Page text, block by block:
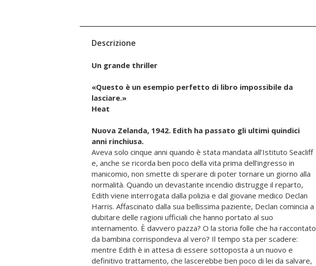
Descrizione
Un grande thriller
«Questo è un esempio perfetto di libro impossibile da
lasciare.»
Heat
Nuova Zelanda, 1942. Edith ha passato gli ultimi quindici
anni rinchiusa.
Aveva solo cinque anni quando è stata mandata all’Istituto Seacliff
e, anche se ricorda ben poco della vita prima dell’ingresso in
manicomio, non smette di sperare di poter tornare un giorno alla
normalità. Quando un devastante incendio distrugge il reparto,
Edith viene interrogata dalla polizia e dal giovane medico Declan
Harris. Affascinato dalla sua bellissima paziente, Declan comincia a
dubitare delle ragioni ufficiali che hanno portato al suo
internamento. È davvero pazza? O la storia folle che ha raccontato
da bambina corrispondeva al vero? Il tempo sta per scadere:
mentre Edith è in attesa di essere sottoposta a un nuovo e
definitivo trat­tamento, che lascerebbe ben poco di lei da salvare,